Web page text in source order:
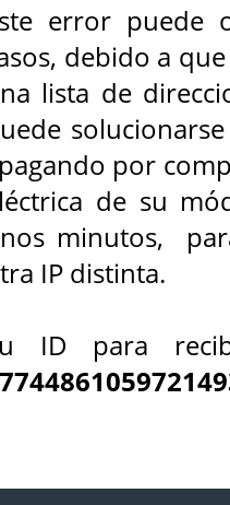
error puede
debido a
lista de
por
de su
minutos,
IP distinta.
ID para